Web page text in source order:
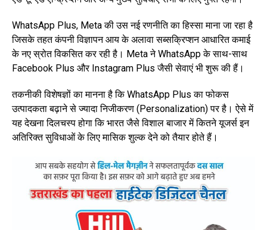
WhatsApp Plus, Meta की उस नई रणनीति का हिस्सा माना जा रहा है
जिसके तहत कंपनी विज्ञापन आय के अलावा सब्सक्रिप्शन आधारित कमाई
के नए स्रोत विकसित कर रही है। Meta ने WhatsApp के साथ-साथ
Facebook Plus और Instagram Plus जैसी सेवाएं भी शुरू की हैं।
तकनीकी विशेषज्ञों का मानना है कि WhatsApp Plus का फोकस
उत्पादकता बढ़ाने से ज्यादा निजीकरण (Personalization) पर है। ऐसे में
यह देखना दिलचस्प होगा कि भारत जैसे विशाल बाजार में कितने यूजर्स इन
अतिरिक्त सुविधाओं के लिए मासिक शुल्क देने को तैयार होते हैं।